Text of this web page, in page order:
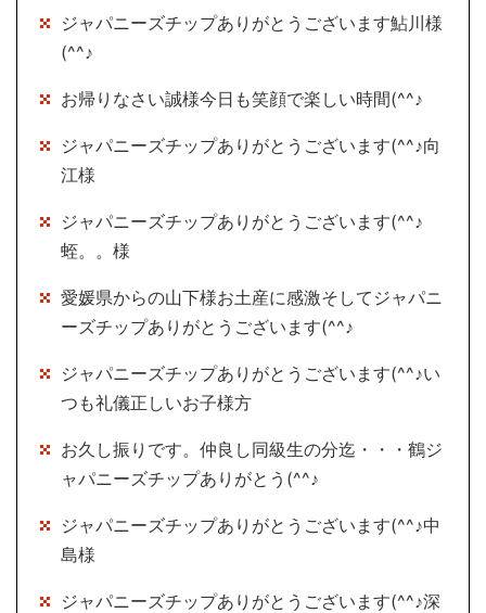
ジャパニーズチップありがとうございます鮎川様
(^^♪
お帰りなさい誠様今日も笑顔で楽しい時間(^^♪
ジャパニーズチップありがとうございます(^^♪向
江様
ジャパニーズチップありがとうございます(^^♪
蛭。。様
愛媛県からの山下様お土産に感激そしてジャパニ
ーズチップありがとうございます(^^♪
ジャパニーズチップありがとうございます(^^♪い
つも礼儀正しいお子様方
お久し振りです。仲良し同級生の分迄・・・鶴ジ
ャパニーズチップありがとう(^^♪
ジャパニーズチップありがとうございます(^^♪中
島様
ジャパニーズチップありがとうございます(^^♪深